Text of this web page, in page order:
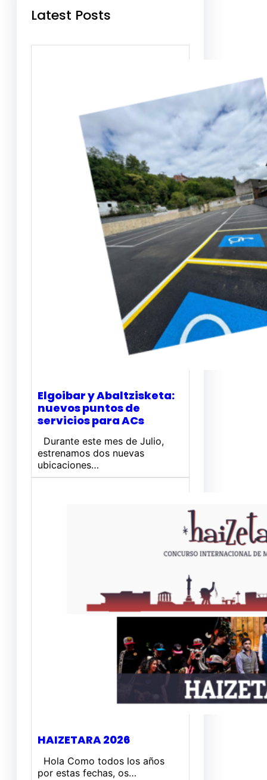
Latest Posts
Elgoibar y Abaltzisketa:
nuevos puntos de
servicios para ACs
Durante este mes de Julio,
estrenamos dos nuevas
ubicaciones…
HAIZETARA 2026
Hola Como todos los años
por estas fechas, os…